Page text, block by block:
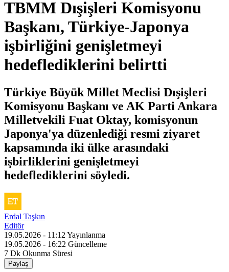
TBMM Dışişleri Komisyonu
Başkanı, Türkiye-Japonya
işbirliğini genişletmeyi
hedeflediklerini belirtti
Türkiye Büyük Millet Meclisi Dışişleri
Komisyonu Başkanı ve AK Parti Ankara
Milletvekili Fuat Oktay, komisyonun
Japonya'ya düzenlediği resmi ziyaret
kapsamında iki ülke arasındaki
işbirliklerini genişletmeyi
hedeflediklerini söyledi.
Erdal Taşkın
Editör
19.05.2026 - 11:12 Yayınlanma
19.05.2026 - 16:22 Güncelleme
7 Dk Okunma Süresi
Paylaş